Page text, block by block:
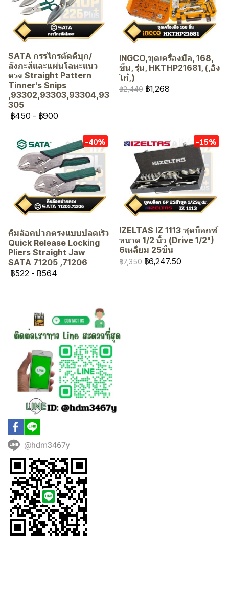
SATA กรรไกรตัดดีบุก/
สังกะสีและแผ่นโลหะแนว
ตรง Straight Pattern
Tinner's Snips
,93302,93303,93304,93
305
฿450 - ฿900
INGCO,ชุดเครื่องมือ, 168,
ชิ้น, รุ่น, HKTHP21681, (,อิง
โก้,)
฿2,440 ฿1,268
-40%
คีมล็อคปากตรงแบบปลดเร็ว
Quick Release Locking
Pliers Straight Jaw
SATA 71205 ,71206
฿522 - ฿564
-15%
IZELTAS IZ 1113 ชุดบ็อกซ์
ขนาด 1/2 นิ้ว (Drive 1/2")
6เหลี่ยม 25ชิ้น
฿7,350 ฿6,247.50
@hdm3467y